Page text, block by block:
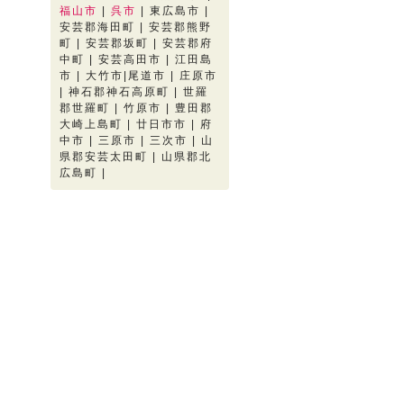
福山市
呉市
| 東広島市 |
安芸郡海田町 | 安芸郡熊野
町 | 安芸郡坂町 | 安芸郡府
中町 | 安芸高田市 | 江田島
市 | 大竹市|尾道市 | 庄原市
| 神石郡神石高原町 | 世羅
郡世羅町 | 竹原市 | 豊田郡
大崎上島町 | 廿日市市 | 府
中市 | 三原市 | 三次市 | 山
県郡安芸太田町 | 山県郡北
広島町 |